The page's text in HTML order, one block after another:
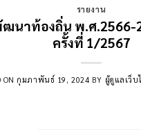
รายงาน
นาท้องถิ่น พ.ศ.2566-
ครั้งที่ 1/2567
ONกุมภาพันธ์ 19, 2024 BY ผู้ดูแลเว็